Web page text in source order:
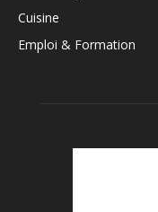
Cuisine
Emploi & Formation